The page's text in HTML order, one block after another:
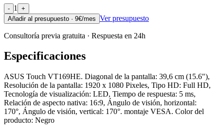
- 1
+
Añadir al presupuesto · 9€/mes Ver presupuesto
Consultoría previa gratuita · Respuesta en 24h
Especificaciones
ASUS Touch VT169HE. Diagonal de la pantalla: 39,6 cm (15.6"),
Resolución de la pantalla: 1920 x 1080 Pixeles, Tipo HD: Full HD,
Tecnología de visualización: LED, Tiempo de respuesta: 5 ms,
Relación de aspecto nativa: 16:9, Ángulo de visión, horizontal:
170°, Ángulo de visión, vertical: 170°. montaje VESA. Color del
producto: Negro